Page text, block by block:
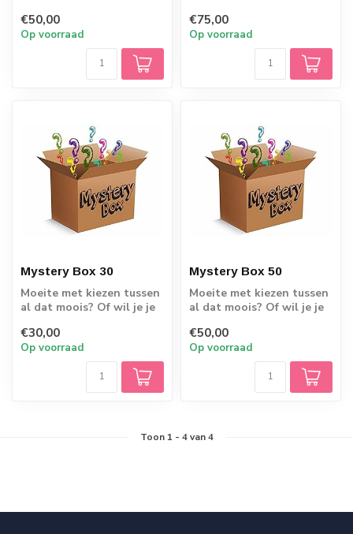
€50,00
Op voorraad
€75,00
Op voorraad
Mystery Box 30
Moeite met kiezen tussen
al dat moois? Of wil je je
eens...
€30,00
Op voorraad
Mystery Box 50
Moeite met kiezen tussen
al dat moois? Of wil je je
eens...
€50,00
Op voorraad
Toon 1 - 4van 4